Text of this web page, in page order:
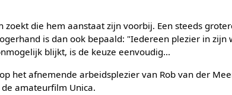
zoekt die hem aanstaat zijn voorbij. Een steeds
is dan ook bepaald: "Iedereen plezier in
blijkt, is de keuze eenvoudig...
het afnemende arbeidsplezier van Rob van der
amateurfilm Unica.